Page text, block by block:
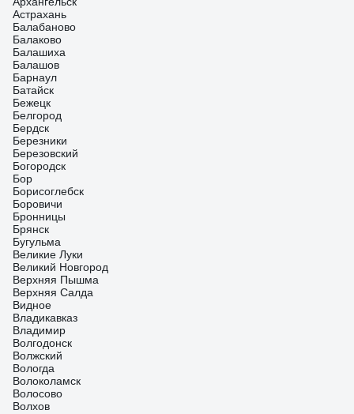
Астрахань
Балабаново
Балаково
Балашиха
Балашов
Барнаул
Батайск
Бежецк
Белгород
Бердск
Березники
Березовский
Богородск
Бор
Борисоглебск
Боровичи
Бронницы
Брянск
Бугульма
Великие Луки
Великий Новгород
Верхняя Пышма
Верхняя Салда
Видное
Владикавказ
Владимир
Волгодонск
Волжский
Вологда
Волоколамск
Волосово
Волхов